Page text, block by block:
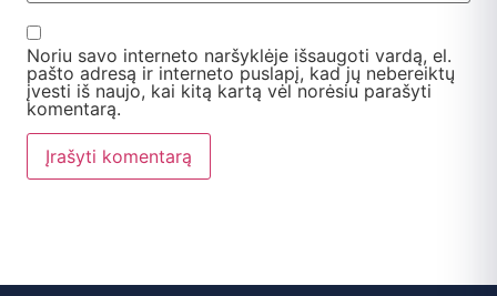
Noriu savo interneto naršyklėje išsaugoti vardą, el.
pašto adresą ir interneto puslapį, kad jų nebereiktų
įvesti iš naujo, kai kitą kartą vėl norėsiu parašyti
komentarą.